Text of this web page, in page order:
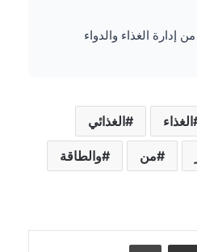
الغذاء الغذائي
من والطاقة